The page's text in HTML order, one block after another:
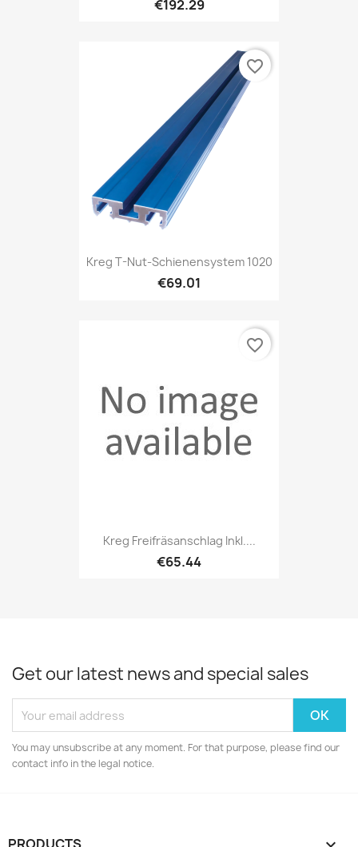
€192.29
Kreg T-Nut-Schienensystem 1020
€69.01
favorite_border
Kreg Freifräsanschlag Inkl....
€65.44
favorite_border
Get our latest news and special sales
You may unsubscribe at any moment. For that purpose, please find our
contact info in the legal notice.